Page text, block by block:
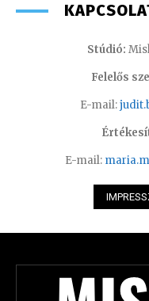
Stúdió:
Felelős
E-mail:
E-mail: